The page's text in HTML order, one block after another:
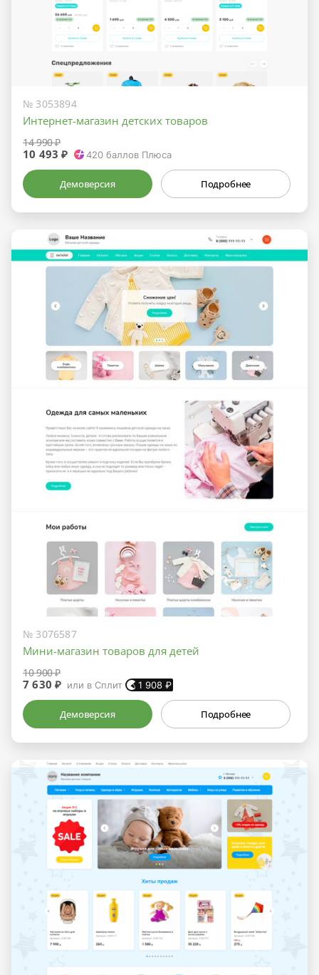
№ 3053894
Интернет-магазин детских товаров
14 990 ₽
10 493 ₽ 420баллов Плюса
Демоверсия Подробнее
№ 3076587
Мини-магазин товаров для детей
10 900 ₽
7 630 ₽ или в Сплит 1 908 ₽
Демоверсия Подробнее